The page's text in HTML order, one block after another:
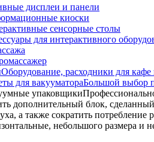
дисплеи и панели
киоски
сенсорные столы
для интерактивного
Оборудование, расходники для кафе
для вакууматораБольшой выбор
упаковщики
дополнительный блок, сделанный
а также сократить
небольшого размера и